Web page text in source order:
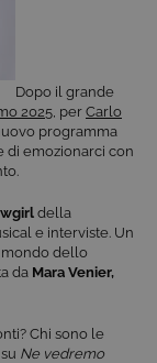
Dopo il grande
2025 , per Carlo
programma
di emozionarci con
della
e interviste. Un
dello
da Mara Venier,
Chi sono le
Ne vedremo